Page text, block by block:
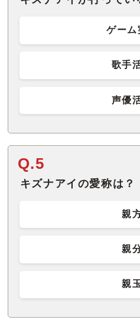
ゲーム
歌手
声優
Q.5
キズナアイの愛称は？
親
親
親